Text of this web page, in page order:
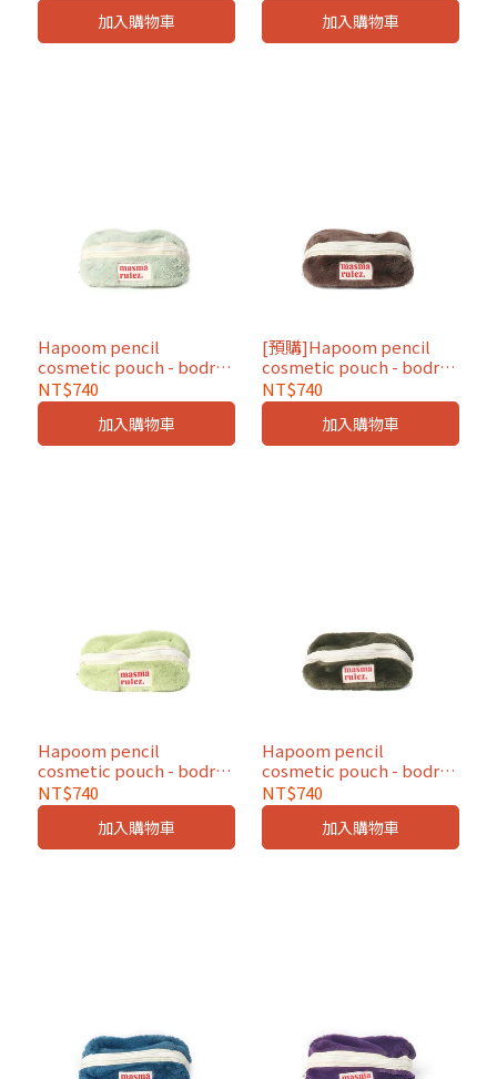
加入購物車 加入購物車
Hapoom pencil
cosmetic pouch - bodry
pastel green
NT$740
加入購物車
[預購]Hapoom pencil
cosmetic pouch - bodry
brown
NT$740
加入購物車
Hapoom pencil
cosmetic pouch - bodry
yellow green
NT$740
加入購物車
Hapoom pencil
cosmetic pouch - bodry
olive green
NT$740
加入購物車